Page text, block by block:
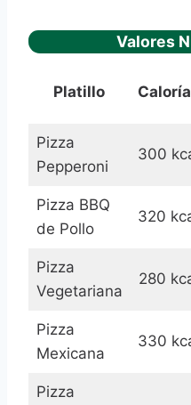
Valores
Platillo
Pizza
Pepperoni
300
Pizza BBQ
de Pollo
320
Pizza
Vegetariana
280
Pizza
Mexicana
330
Pizza